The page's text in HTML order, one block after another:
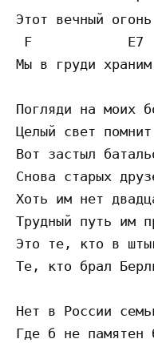
Этот вечный
F            E7
Мы в груди
Погляди на моих
Целый свет
Вот застыл
Снова старых
Хоть им нет
Трудный путь им
Это те, кто в
Те, кто брал
Нет в России
Где б не памятен